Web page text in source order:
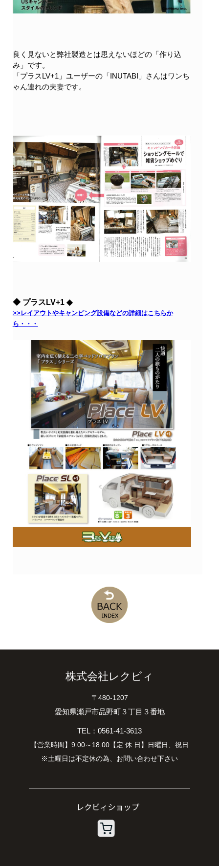
良く見ないと弊社製造とは思えないほどの「作り込
み」です。
「プラスLV+1」ユーザーの「INUTABI」さんはワンち
ゃん連れの夫妻です。
◆ プラスLV+1 ◆
>>レイアウトやキャンピング設備などの詳細はこちらか
ら・・・
株式会社レクビィ
〒480-1207
愛知県瀬戸市品野町３丁目３番地
TEL：0561-41-3613
【営業時間】9:00～18:00【定 休 日】日曜日、祝日
※土曜日は不定休の為、お問い合わせ下さい